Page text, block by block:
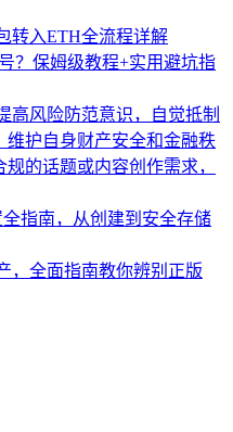
转入ETH全流程详解
？保姆级教程+实用避坑指
高风险防范意识，自觉抵制
维护自身财产安全和金融秩
的话题或内容创作需求，
指南，从创建到安全存储
，全面指南教你辨别正版